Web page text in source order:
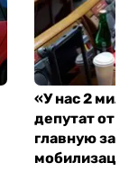
«У нас 2
депутат от
главную